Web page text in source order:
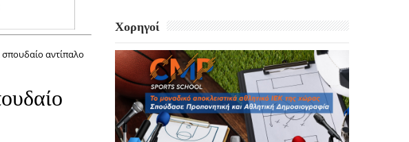
αντίπαλο
Χορηγοί